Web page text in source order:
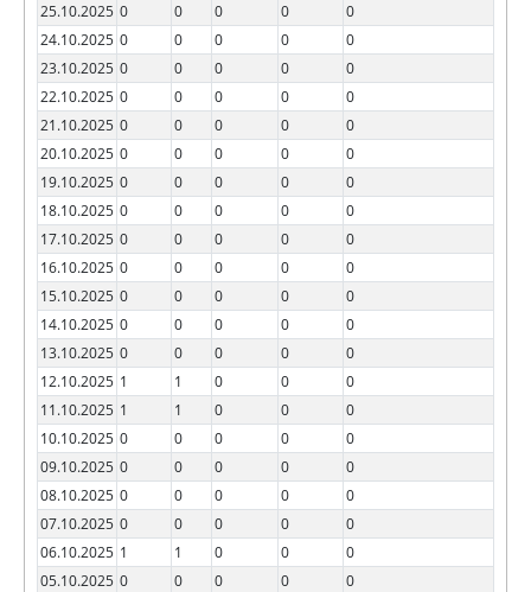
25.10.2025 0 0 0 0
0
24.10.2025 0 0 0 0
0
23.10.2025 0 0 0 0
0
22.10.2025 0 0 0 0
0
21.10.2025 0 0 0 0
0
20.10.2025 0 0 0 0
0
19.10.2025 0 0 0 0
0
18.10.2025 0 0 0 0
0
17.10.2025 0 0 0 0
0
16.10.2025 0 0 0 0
0
15.10.2025 0 0 0 0
0
14.10.2025 0 0 0 0
0
13.10.2025 0 0 0 0
0
12.10.2025 1 1 0 0
0
11.10.2025 1 1 0 0
0
10.10.2025 0 0 0 0
0
09.10.2025 0 0 0 0
0
08.10.2025 0 0 0 0
0
07.10.2025 0 0 0 0
0
06.10.2025 1 1 0 0
0
05.10.2025 0 0 0 0
0